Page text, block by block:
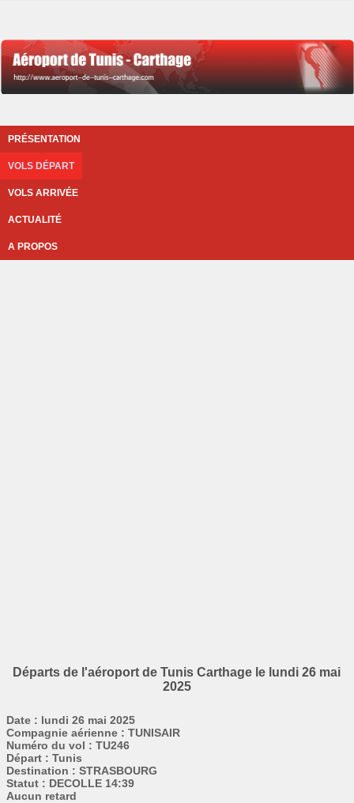
PRÉSENTATION
VOLS DÉPART
VOLS ARRIVÉE
ACTUALITÉ
A PROPOS
Départs de l'aéroport de Tunis Carthage le lundi 26 mai
2025
Date : lundi 26 mai 2025
Compagnie aérienne : TUNISAIR
Numéro du vol : TU246
Départ : Tunis
Destination : STRASBOURG
Statut : DECOLLE 14:39
Aucun retard